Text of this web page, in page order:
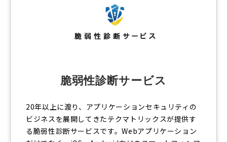
脆弱性診断サービス
20年以上に渡り、アプリケーションセキュリティの
ビジネスを展開してきたテクマトリックスが提供す
る脆弱性診断サービスです。Webアプリケーション